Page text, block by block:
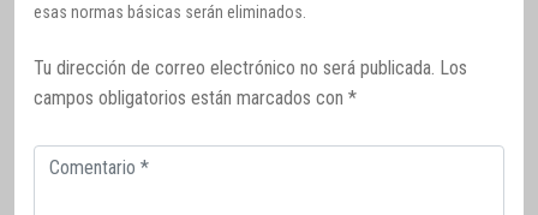
esas normas básicas serán eliminados.
Tu dirección de correo electrónico no será publicada. Los
campos obligatorios están marcados con *
Comentario